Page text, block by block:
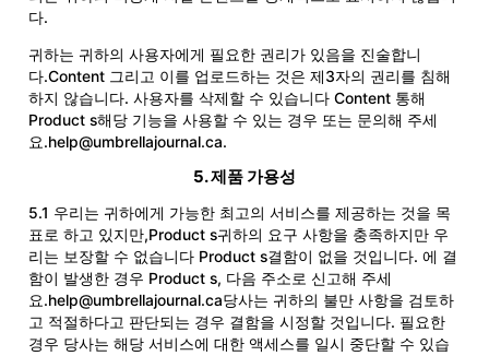
다.
귀하는 귀하의 사용자에게 필요한 권리가 있음을 진술합니
다.Content 그리고 이를 업로드하는 것은 제3자의 권리를 침해
하지 않습니다. 사용자를 삭제할 수 있습니다 Content 통해
Product s해당 기능을 사용할 수 있는 경우 또는 문의해 주세
요.help@umbrellajournal.ca.
5. 제품 가용성
5.1 우리는 귀하에게 가능한 최고의 서비스를 제공하는 것을 목
표로 하고 있지만,Product s귀하의 요구 사항을 충족하지만 우
리는 보장할 수 없습니다 Product s결함이 없을 것입니다. 에 결
함이 발생한 경우 Product s, 다음 주소로 신고해 주세
요.help@umbrellajournal.ca당사는 귀하의 불만 사항을 검토하
고 적절하다고 판단되는 경우 결함을 시정할 것입니다. 필요한
경우 당사는 해당 서비스에 대한 액세스를 일시 중단할 수 있습